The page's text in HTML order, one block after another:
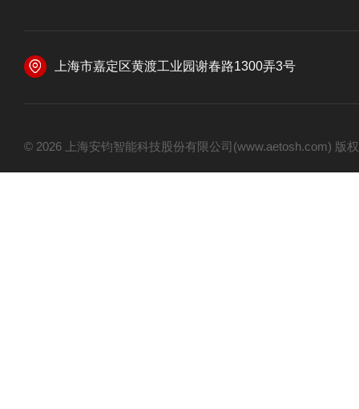
上海市嘉定区黄渡工业园谢春路1300弄3号
© 2026 上海安钧智能科技股份有限公司(www.aetosh.com)